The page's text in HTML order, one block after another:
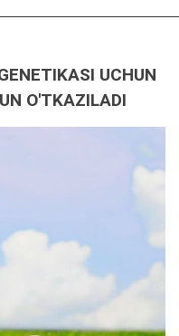
UCHUN
O'TKAZILADI